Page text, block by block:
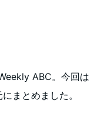
ABC。今回は
まとめました。